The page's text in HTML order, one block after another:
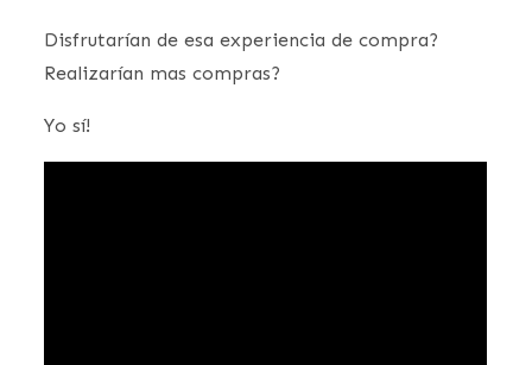
Disfrutarían de esa experiencia de compra?
Realizarían mas compras?
Yo sí!